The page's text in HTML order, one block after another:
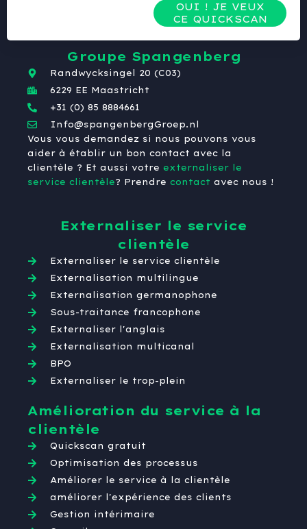
OUI ! JE VEUX
CE QUICKSCAN
Groupe Spangenberg
Randwycksingel 20 (C03)
6229 EE Maastricht
+31 (0) 85 8884661
Info@spangenbergGroep.nl
Vous vous demandez si nous pouvons vous
aider à établir un bon contact avec la
clientèle ? Et aussi votre externaliser le
service clientèle? Prendre contact avec nous !
Externaliser le service
clientèle
Externaliser le service clientèle
Externalisation multilingue
Externalisation germanophone
Sous-traitance francophone
Externaliser l'anglais
Externalisation multicanal
BPO
Externaliser le trop-plein
Amélioration du service à la
clientèle
Quickscan gratuit
Optimisation des processus
Améliorer le service à la clientèle
améliorer l'expérience des clients
Gestion intérimaire